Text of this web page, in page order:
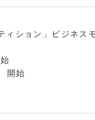
ィション」ビジネス
開始